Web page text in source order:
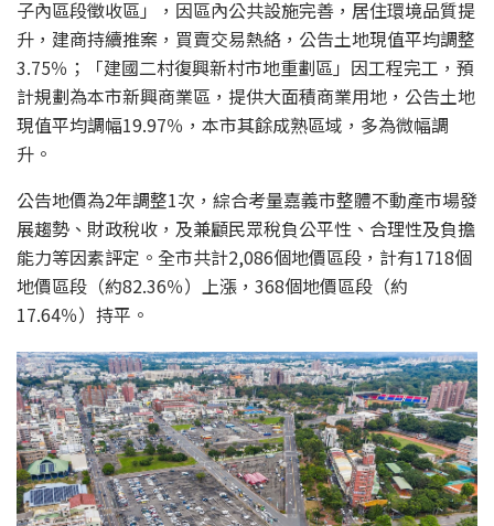
子內區段徵收區 」， 因區內公共設施完善，居住環境品質提
升，建商持續推案 ， 買賣交易熱絡， 公告土地現值平均調整
3.75％ ；「建國二村復興新村市地重劃區」 因工程完工 ， 預
計規劃為本市新興商業區， 提供大面積商業用地， 公告土地
現值平均調幅19.97％ ， 本市其餘成熟區域 ，多為微幅調
升 。
公告地價為2年調整1次，綜合考量嘉義市整體不動產市場發
展趨勢、 財政稅收，及兼顧民眾稅負公平性、合理性及負擔
能力等因素評定。全市共計2,086個地價區段， 計有1718個
地價區段 （約82.36％） 上漲 ，368個地價區段 （約
17.64％） 持平 。